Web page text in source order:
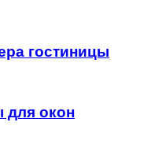
гостиницы
окон